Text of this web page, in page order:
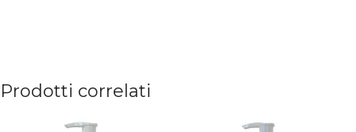
Prodotti correlati